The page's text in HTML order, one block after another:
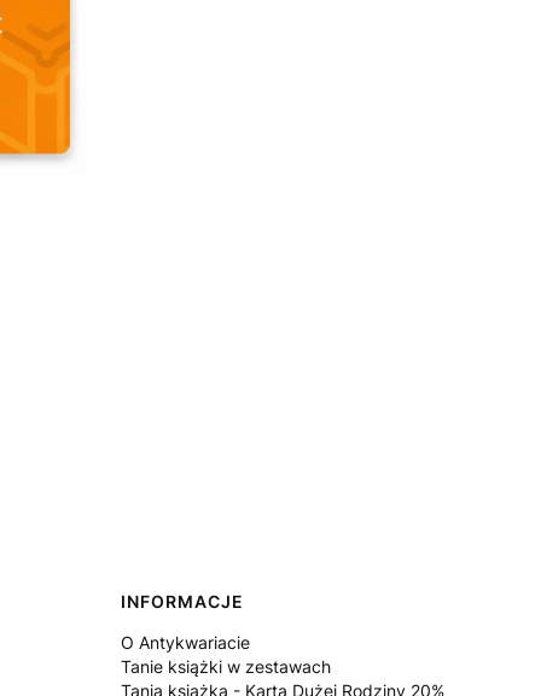
INFORMACJE
O Antykwariacie
Tanie książki w zestawach
Tania książka - Karta Dużej Rodziny 20%